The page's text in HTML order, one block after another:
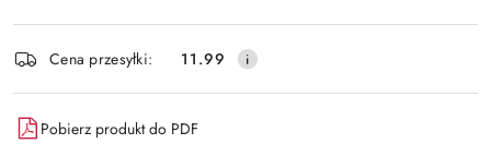
i
dostawa
Cena przesyłki: 11.99
Pobierz produkt do PDF